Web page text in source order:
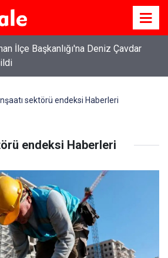
İlçe Başkanlığı'na Deniz Çavdar
sektörü endeksi Haberleri
endeksi Haberleri